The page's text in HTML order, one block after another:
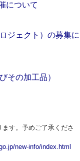
について
ジェクト）の募集に
その加工品）
す。予めご了承くださ
new-info/index.html